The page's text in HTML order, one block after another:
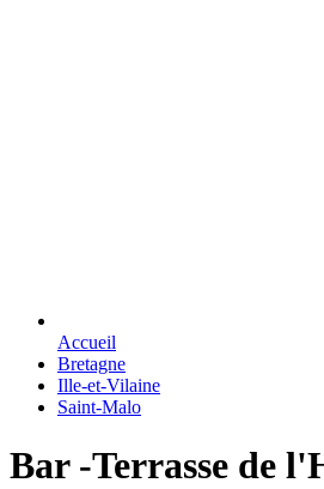
Accueil
Bretagne
Ille-et-Vilaine
Saint-Malo
Bar -Terrasse de